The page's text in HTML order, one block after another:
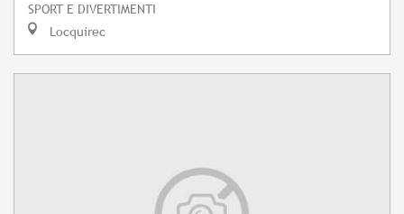
SPORT E DIVERTIMENTI
Locquirec